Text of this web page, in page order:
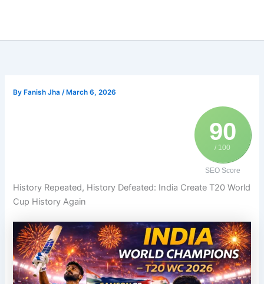
By Fanish Jha/ March 6, 2026
90
/ 100
SEO Score
History Repeated, History Defeated: India Create T20 World
Cup History Again